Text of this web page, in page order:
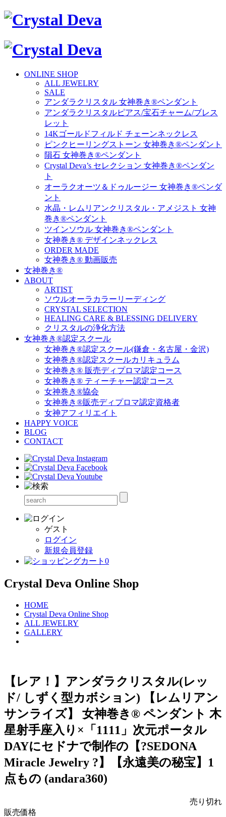
ONLINE SHOP
ALL JEWELRY
SALE
アンダラクリスタル 女神巻き®ペンダント
アンダラクリスタルピアス/宝石チャーム/ブレス
レット
14Kゴールドフィルド チェーンネックレス
ピンクヒーリングストーン 女神巻き®ペンダント
隕石 女神巻き®ペンダント
Crystal Deva’s セレクション 女神巻き®ペンダン
ト
オーラクオーツ＆ドゥルージー 女神巻き®ペンダ
ント
水晶・レムリアンクリスタル・アメジスト 女神
巻き®ペンダント
ツインソウル 女神巻き®ペンダント
女神巻き® デザインネックレス
ORDER MADE
女神巻き® 動画販売
女神巻き®
ABOUT
ARTIST
ソウルオーラカラーリーディング
CRYSTAL SELECTION
HEALING CARE & BLESSING DELIVERY
クリスタルの浄化方法
女神巻き®認定スクール
女神巻き®認定スクール(鎌倉・名古屋・金沢)
女神巻き®認定スクールカリキュラム
女神巻き® 販売ディプロマ認定コース
女神巻き® ティーチャー認定コース
女神巻き®協会
女神巻き®販売ディプロマ認定資格者
女神アフィリエイト
HAPPY VOICE
BLOG
CONTACT
ゲスト
ログイン
新規会員登録
0
Crystal Deva Online Shop
HOME
Crystal Deva Online Shop
ALL JEWELRY
GALLERY
【レア！】アンダラクリスタル(レッ
ド/ しずく型カボション) 【レムリアン
サンライズ】 女神巻き®︎ ペンダント 木
星射手座入り×「1111」次元ポータル
DAYにセドナで制作の【?SEDONA
Miracle Jewelry ?】【永遠美の秘宝】1
点もの (andara360)
売り切れ
販売価格